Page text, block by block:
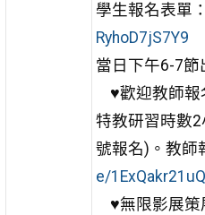
學生報名表單：
RyhoD7jS7Y9
當日下午6-7節
♥歡迎教師報
特教研習時數
號報名)。教師
e/
♥無限影展策